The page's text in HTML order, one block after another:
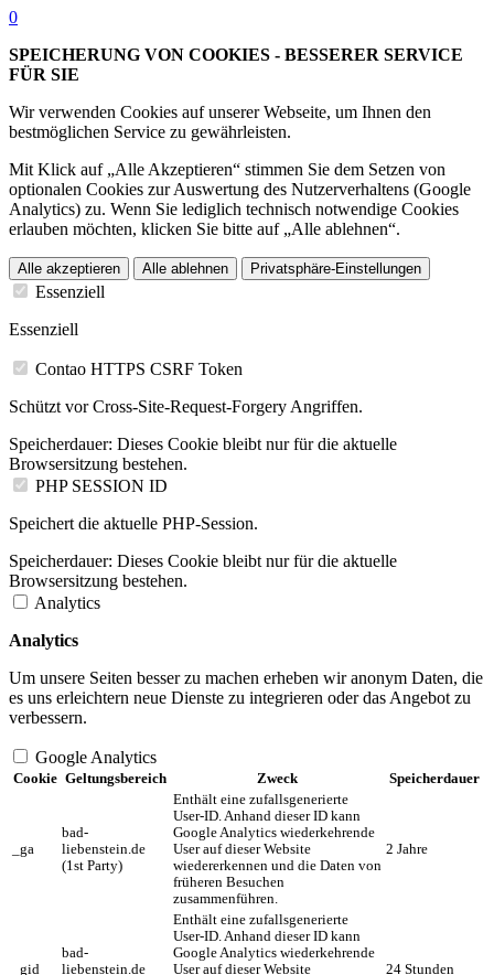
0
SPEICHERUNG VON COOKIES - BESSERER SERVICE
FÜR SIE
Wir verwenden Cookies auf unserer Webseite, um Ihnen den
bestmöglichen Service zu gewährleisten.
Mit Klick auf „Alle Akzeptieren“ stimmen Sie dem Setzen von
optionalen Cookies zur Auswertung des Nutzerverhaltens (Google
Analytics) zu. Wenn Sie lediglich technisch notwendige Cookies
erlauben möchten, klicken Sie bitte auf „Alle ablehnen“.
Alle akzeptieren Alle ablehnen Privatsphäre-Einstellungen
Essenziell
Essenziell
Contao HTTPS CSRF Token
Schützt vor Cross-Site-Request-Forgery Angriffen.
Speicherdauer: Dieses Cookie bleibt nur für die aktuelle
Browsersitzung bestehen.
PHP SESSION ID
Speichert die aktuelle PHP-Session.
Speicherdauer: Dieses Cookie bleibt nur für die aktuelle
Browsersitzung bestehen.
Analytics
Analytics
Um unsere Seiten besser zu machen erheben wir anonym Daten, die
es uns erleichtern neue Dienste zu integrieren oder das Angebot zu
verbessern.
Google Analytics
Cookie Geltungsbereich Zweck Speicherdauer
_ga
bad-
liebenstein.de
(1st Party)
Enthält eine zufallsgenerierte
User-ID. Anhand dieser ID kann
Google Analytics wiederkehrende
User auf dieser Website
wiedererkennen und die Daten von
früheren Besuchen
zusammenführen.
2 Jahre
_gid
bad-
liebenstein.de
Enthält eine zufallsgenerierte
User-ID. Anhand dieser ID kann
Google Analytics wiederkehrende
User auf dieser Website
24 Stunden